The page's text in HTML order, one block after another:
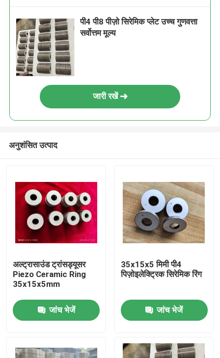
पी4 पी8 पीज़ो सिरेमिक प्लेट उच्च गुणवत्ता
सर्वोत्तम मूल्य
जारी रखें
अनुशंसित उत्पाद
अल्ट्रासाउंड ट्रांसड्यूसर
Piezo Ceramic Ring
35x15x5mm
जांच भेजें
35x15x5 मिमी पी4
पिज़ोइलेक्ट्रिक सिरेमिक रिंग
जांच भेजें